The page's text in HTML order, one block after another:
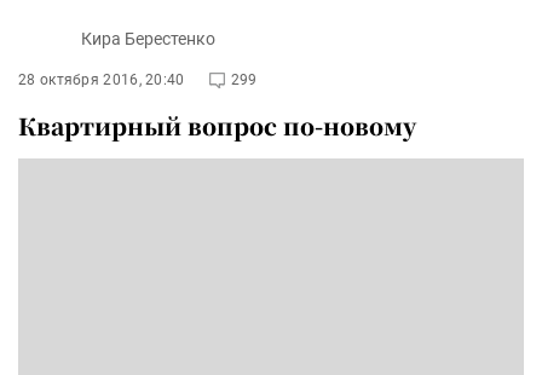
Кира Берестенко
28 октября 2016, 20:40 299
Квартирный вопрос по-новому